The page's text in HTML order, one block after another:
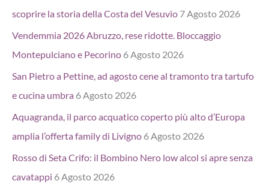
scoprire la storia della Costa del Vesuvio 7 Agosto 2026
Vendemmia 2026 Abruzzo, rese ridotte. Bloccaggio
Montepulciano e Pecorino 6 Agosto 2026
San Pietro a Pettine, ad agosto cene al tramonto tra tartufo
e cucina umbra 6 Agosto 2026
Aquagranda, il parco acquatico coperto più alto d’Europa
amplia l’offerta family di Livigno 6 Agosto 2026
Rosso di Seta Crifo: il Bombino Nero low alcol si apre senza
cavatappi 6 Agosto 2026